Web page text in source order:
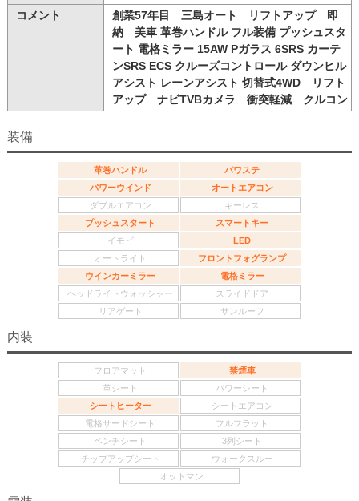
コメント
創業57年目 三島オート リフトアップ 即
納 美車 革巻ハンドル フル装備 プッシュスタ
ート 電格ミラー 15AW Pガラス 6SRS カーテ
ンSRS ECS クルーズコントロール ダウンヒル
アシスト レーンアシスト 切替式4WD リフト
アップ ナビTVBカメラ 衝突軽減 クルコン
装備
革巻ハンドル
パワステ
パワーウインド
オートエアコン
ダブルエアコン
キーレス
プッシュスタート
スマートキー
イモビ
LED
オートライト
フロントフォグランプ
ウインカーミラー
電格ミラー
ヘッドライトウォッシャー
スライドドア
リアゲート
サンルーフ
内装
フロアマット
禁煙車
革シート
パワーシート
シートヒーター
シートエアコン
電格サードシート
フルフラット
ベンチシート
3列シート
チップアップシート
ウォークスルー
オットマン